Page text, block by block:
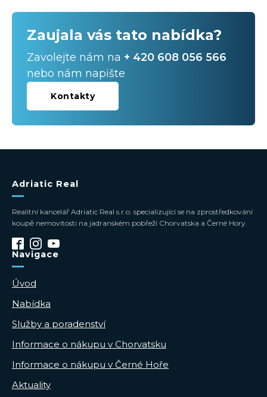
Zaujala vás tato nabídka?
Zavolejte nám na + 420 608 056 566
nebo nám napište
Kontakty
Adriatic Real
Realitní kancelář Adriatic Real s.r.o. specializující se na zprostředkování
koupě nemovitosti na jadranském pobřeží Chorvatska a Černé Hory.
Navigace
Úvod
Nabídka
Služby a poradenství
Informace o nákupu v Chorvatsku
Informace o nákupu v Černé Hoře
Aktuality